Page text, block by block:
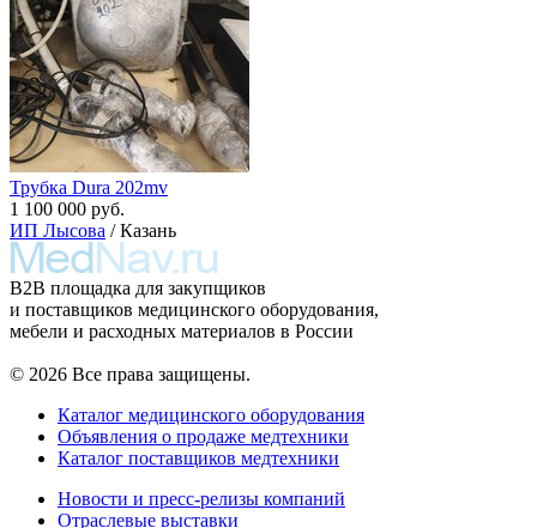
Трубка Dura 202mv
1 100 000 руб.
ИП Лысова / Казань
B2B площадка для закупщиков
и поставщиков медицинского оборудования,
мебели и расходных материалов в России
© 2026 Все права защищены.
Каталог медицинского оборудования
Объявления о продаже медтехники
Каталог поставщиков медтехники
Новости и пресс-релизы компаний
Отраслевые выставки